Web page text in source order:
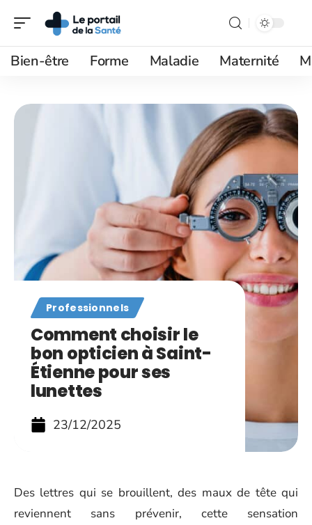
Bien-être Forme Maladie Maternité
Professionnels
Comment choisir le
bon opticien à Saint-
Étienne pour ses
lunettes
23/12/2025
Des lettres qui se brouillent, des maux de tête qui
reviennent sans prévenir, cette sensation